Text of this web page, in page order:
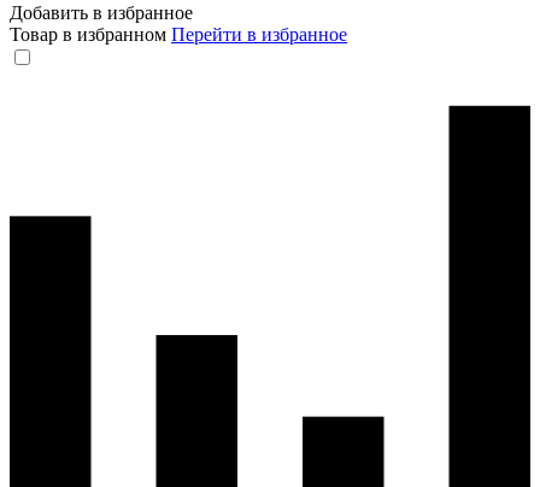
Добавить в избранное
Товар в избранном Перейти в избранное